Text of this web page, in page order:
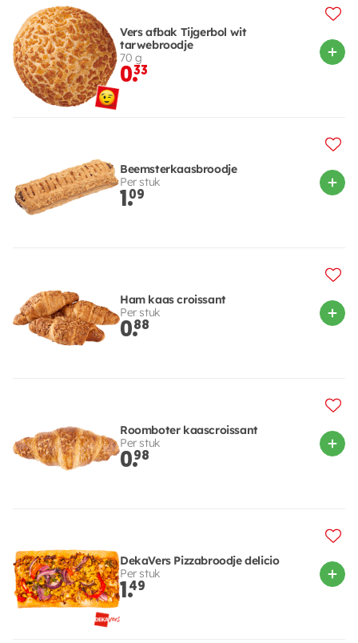
Vers afbak Tijgerbol wit
tarwebroodje
70 g
0.33
Beemsterkaasbroodje
Per stuk
1.09
Ham kaas croissant
Per stuk
0.88
Roomboter kaascroissant
Per stuk
0.98
DekaVers Pizzabroodje delicio
Per stuk
1.49